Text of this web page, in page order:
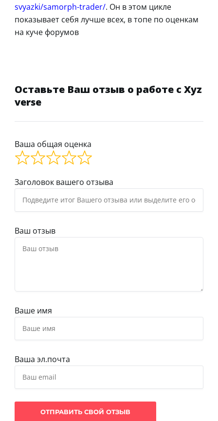
svyazki/samorph-trader/. Он в этом цикле
показывает себя лучше всех, в топе по оценкам
на куче форумов
Оставьте Ваш отзыв о работе с Xyz
verse
Ваша общая оценка
Заголовок вашего отзыва
Ваш отзыв
Ваше имя
Ваша эл.почта